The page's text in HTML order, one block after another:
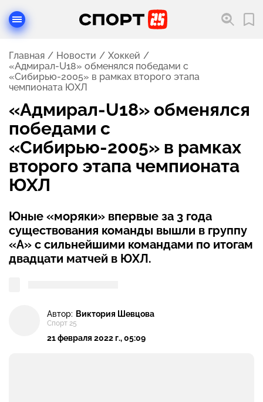
Главная Новости
Хоккей
«Адмирал-U18» обменялся победами с
«Сибирью-2005» в рамках второго этапа
чемпионата ЮХЛ
«Адмирал-U18» обменялся
победами с
«Сибирью-2005» в рамках
второго этапа чемпионата
ЮХЛ
Юные «моряки» впервые за 3 года
существования команды вышли в группу
«А» с сильнейшими командами по итогам
двадцати матчей в ЮХЛ.
Автор: Виктория Шевцова
Спорт 25
21 февраля 2022 г., 05:09